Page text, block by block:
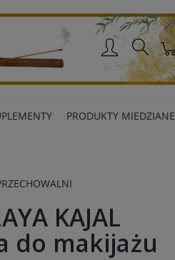
PRODUKTY MIEDZIANE
KAJAL
do makijażu